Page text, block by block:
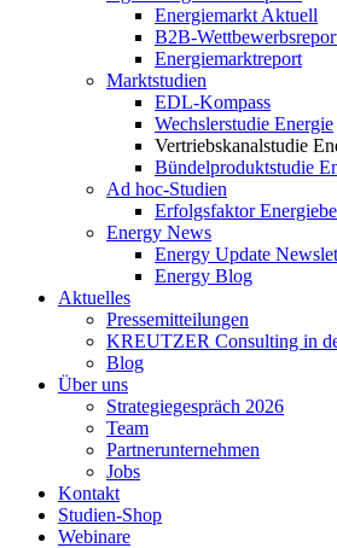
Energiemarkt Aktuell
B2B-
Energiemarktreport
Marktstudien
EDL-Kompass
Wechslerstudie Energie
Vertriebskanalstudie
Bündelproduktstudie
Ad hoc-Studien
Erfolgsfaktor
Energy News
Energy Update
Energy Blog
Aktuelles
Pressemitteilungen
KREUTZER Consulting in
Blog
Über uns
Strategiegespräch 2026
Team
Partnerunternehmen
Jobs
Kontakt
Studien-Shop
Webinare